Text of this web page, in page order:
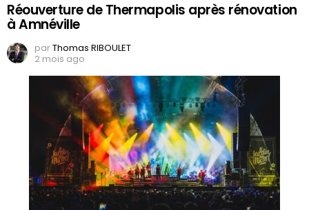
Réouverture de Thermapolis après rénovation
à Amnéville
parThomas RIBOULET
2 mois ago